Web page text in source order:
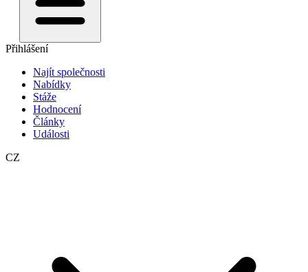
Přihlášení
Najít společnosti
Nabídky
Stáže
Hodnocení
Články
Události
CZ